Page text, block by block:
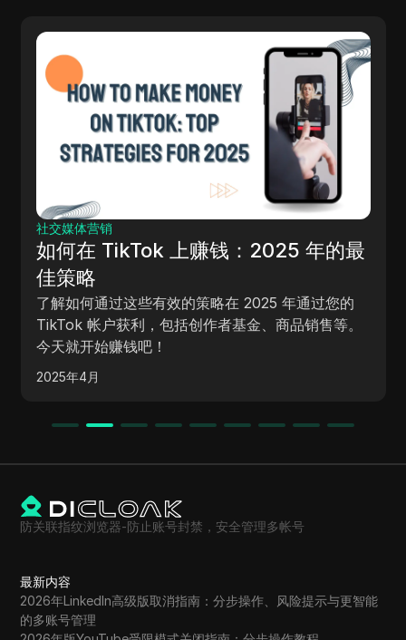
测评
Dolphin Anty防关联浏览器替代品：
2025年最新评测
探索2025年最佳Dolphin Anty浏览器替代品！了解
DICloak防关联浏览器如何凭借智能功能和经济实惠
的方案超越竞争对手。
2025年7月
防关联指纹浏览器-防止账号封禁，安全管理多帐号
最新内容
2026年LinkedIn高级版取消指南：分步操作、风险提示与更智能
的多账号管理